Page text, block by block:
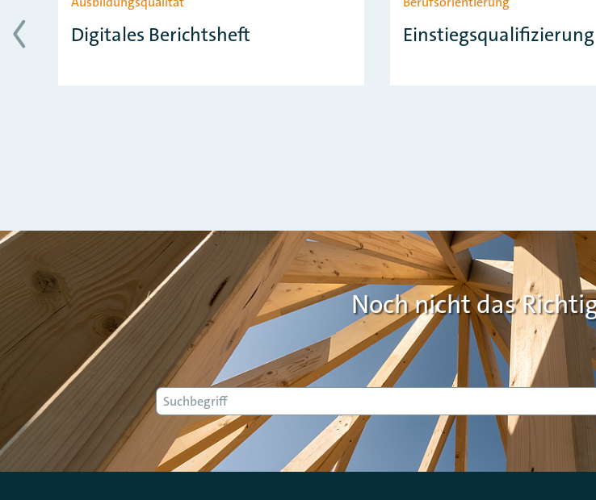
Digitales Berichtsheft Einstiegsqualifizierung
Noch nicht das
Suche